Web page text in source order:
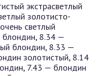
экстрасветлый
золотисто-
светлый
блондин, 8.34 —
блондин, 8.33 —
золотистый, 8.14
7.43 — блондин